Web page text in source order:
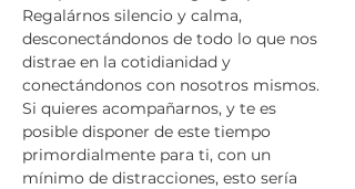
Regalárnos silencio y calma,
desconectándonos de todo lo que nos
distrae en la cotidianidad y
conectándonos con nosotros mismos.
​Si quieres acompañarnos, y te es
posible disponer de este tiempo
primordialmente para ti, con un
mínimo de distracciones, esto sería